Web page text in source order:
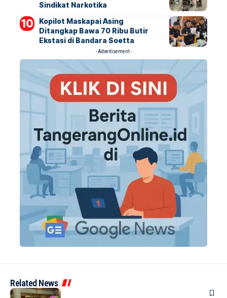
Sindikat Narkotika
Kopilot Maskapai Asing
Ditangkap Bawa 70 Ribu Butir
Ekstasi di Bandara Soetta
- Advertisement -
Related News
BERITAINDEX